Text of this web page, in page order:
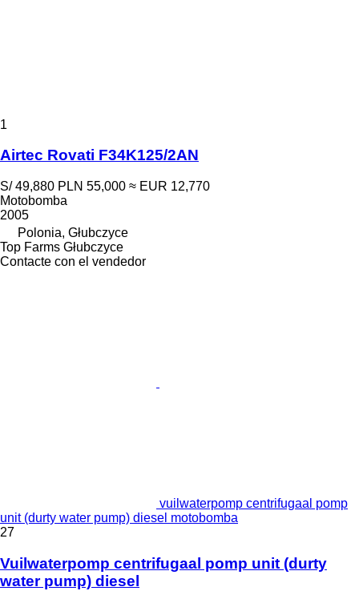
1
Airtec Rovati F34K125/2AN
S/ 49,880 PLN 55,000 ≈ EUR 12,770
Motobomba
2005
Polonia, Głubczyce
Top Farms Głubczyce
Contacte con el vendedor
vuilwaterpomp centrifugaal pomp
unit (durty water pump) diesel motobomba
27
Vuilwaterpomp centrifugaal pomp unit (durty
water pump) diesel